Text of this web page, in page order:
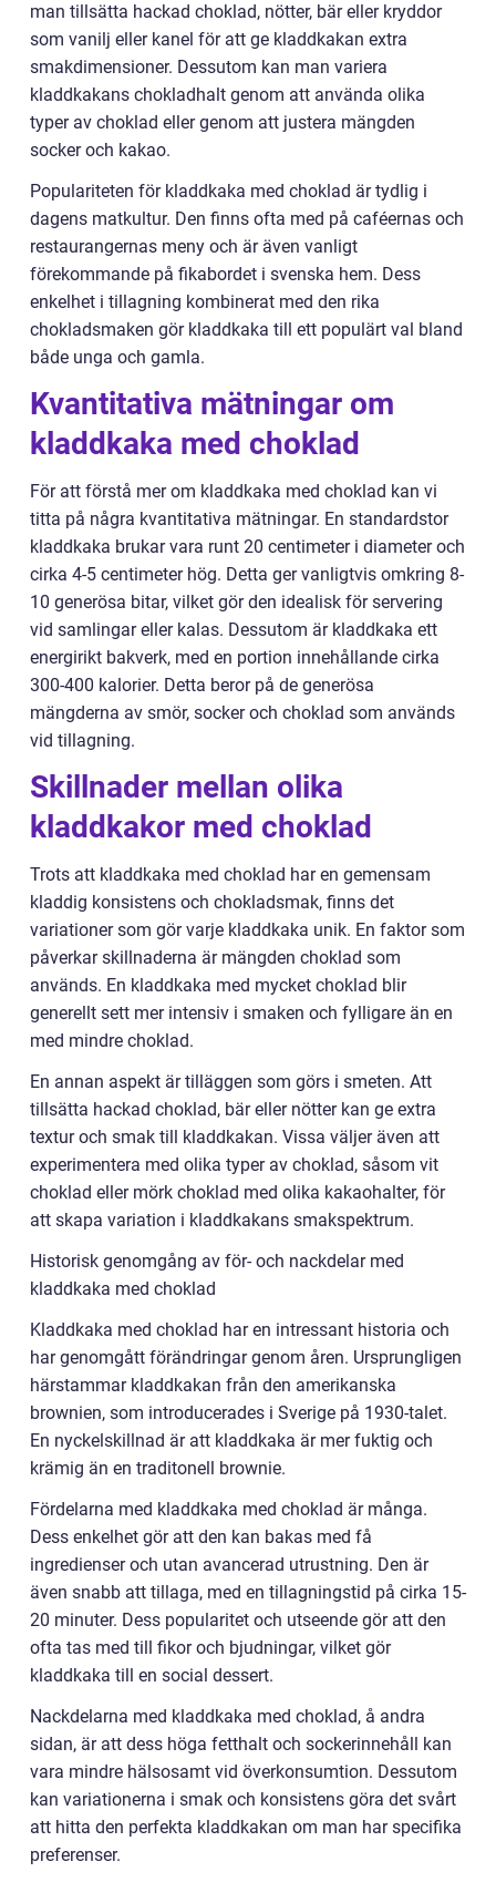
man tillsätta hackad choklad, nötter, bär eller kryddor
som vanilj eller kanel för att ge kladdkakan extra
smakdimensioner. Dessutom kan man variera
kladdkakans chokladhalt genom att använda olika
typer av choklad eller genom att justera mängden
socker och kakao.
Populariteten för kladdkaka med choklad är tydlig i
dagens matkultur. Den finns ofta med på caféernas och
restaurangernas meny och är även vanligt
förekommande på fikabordet i svenska hem. Dess
enkelhet i tillagning kombinerat med den rika
chokladsmaken gör kladdkaka till ett populärt val bland
både unga och gamla.
Kvantitativa mätningar om
kladdkaka med choklad
För att förstå mer om kladdkaka med choklad kan vi
titta på några kvantitativa mätningar. En standardstor
kladdkaka brukar vara runt 20 centimeter i diameter och
cirka 4-5 centimeter hög. Detta ger vanligtvis omkring 8-
10 generösa bitar, vilket gör den idealisk för servering
vid samlingar eller kalas. Dessutom är kladdkaka ett
energirikt bakverk, med en portion innehållande cirka
300-400 kalorier. Detta beror på de generösa
mängderna av smör, socker och choklad som används
vid tillagning.
Skillnader mellan olika
kladdkakor med choklad
Trots att kladdkaka med choklad har en gemensam
kladdig konsistens och chokladsmak, finns det
variationer som gör varje kladdkaka unik. En faktor som
påverkar skillnaderna är mängden choklad som
används. En kladdkaka med mycket choklad blir
generellt sett mer intensiv i smaken och fylligare än en
med mindre choklad.
En annan aspekt är tilläggen som görs i smeten. Att
tillsätta hackad choklad, bär eller nötter kan ge extra
textur och smak till kladdkakan. Vissa väljer även att
experimentera med olika typer av choklad, såsom vit
choklad eller mörk choklad med olika kakaohalter, för
att skapa variation i kladdkakans smakspektrum.
Historisk genomgång av för- och nackdelar med
kladdkaka med choklad
Kladdkaka med choklad har en intressant historia och
har genomgått förändringar genom åren. Ursprungligen
härstammar kladdkakan från den amerikanska
brownien, som introducerades i Sverige på 1930-talet.
En nyckelskillnad är att kladdkaka är mer fuktig och
krämig än en traditonell brownie.
Fördelarna med kladdkaka med choklad är många.
Dess enkelhet gör att den kan bakas med få
ingredienser och utan avancerad utrustning. Den är
även snabb att tillaga, med en tillagningstid på cirka 15-
20 minuter. Dess popularitet och utseende gör att den
ofta tas med till fikor och bjudningar, vilket gör
kladdkaka till en social dessert.
Nackdelarna med kladdkaka med choklad, å andra
sidan, är att dess höga fetthalt och sockerinnehåll kan
vara mindre hälsosamt vid överkonsumtion. Dessutom
kan variationerna i smak och konsistens göra det svårt
att hitta den perfekta kladdkakan om man har specifika
preferenser.